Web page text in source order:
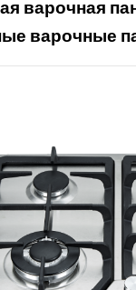
варочная
варочные